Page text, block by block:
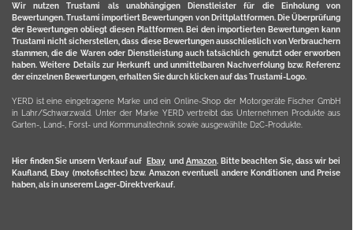
Wir nutzen Trustami als unabhängigen Dienstleister für die Einholung von
Bewertungen. Trustami importiert Bewertungen von Drittplattformen. Die Überprüfung
der Bewertungen obliegt diesen Plattformen. Bei den importierten Bewertungen kann
Trustami nicht sicherstellen, dass diese Bewertungen ausschließlich von Verbrauchern
stammen, die die Waren oder Dienstleistung auch tatsächlich genutzt oder erworben
haben. Weitere Details zur Herkunft und unmittelbaren Nachverfolung bzw. Referenz
der einzelnen Bewertungen, erhalten Sie durch klicken auf das Trustami-Logo.
YERD ist eine eingetragene Marke und ein Online-Shop der Motorgeräte Fischer GmbH
in Lahr/Schwarzwald. Unter der Marke YERD vertreibt das Unternehmen Produkte aus
Garten-, Land-, Forst- und Kommunaltechnik sowie ausgewählte D2C-Produkte.
Hier finden Sie unsern Verkauf auf Ebayund Amazon. Bitte beachten Sie, dass wir bei
Kaufland, Ebay (motofischtec) bzw. Amazon eventuell andere Konditionen und Preise
haben, als in unserem Lager-Direktverkauf.